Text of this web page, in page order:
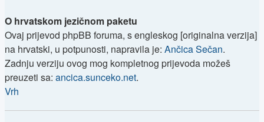
O hrvatskom jezičnom paketu
Ovaj prijevod phpBB foruma, s engleskog [originalna verzija]
na hrvatski, u potpunosti, napravila je: Ančica Sečan.
Zadnju verziju ovog mog kompletnog prijevoda možeš
preuzeti sa: ancica.sunceko.net.
Vrh